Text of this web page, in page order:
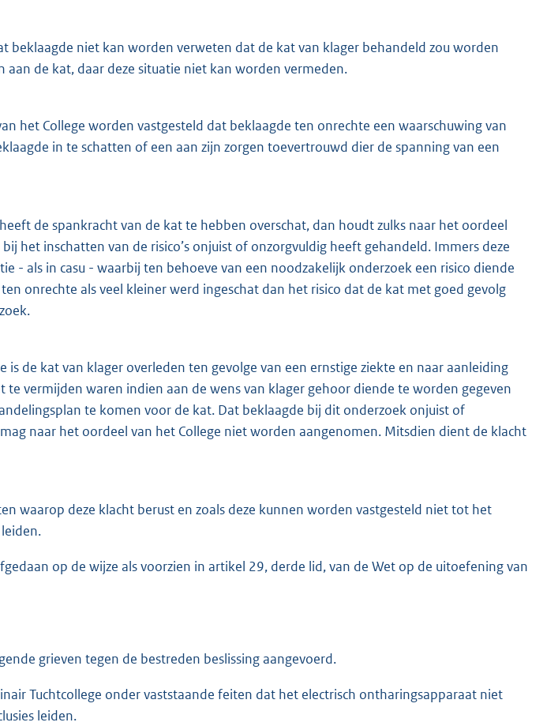
beklaagde niet kan worden verweten dat de kat van klager behandeld zou worden
de kat, daar deze situatie niet kan worden vermeden.
het College worden vastgesteld dat beklaagde ten onrechte een waarschuwing van
in te schatten of een aan zijn zorgen toevertrouwd dier de spanning van een
de spankracht van de kat te hebben overschat, dan houdt zulks naar het oordeel
het inschatten van de risico’s onjuist of onzorgvuldig heeft gehandeld. Immers deze
- als in casu - waarbij ten behoeve van een noodzakelijk onderzoek een risico diende
onrechte als veel kleiner werd ingeschat dan het risico dat de kat met goed gevolg
de kat van klager overleden ten gevolge van een ernstige ziekte en naar aanleiding
te vermijden waren indien aan de wens van klager gehoor diende te worden gegeven
te komen voor de kat. Dat beklaagde bij dit onderzoek onjuist of
naar het oordeel van het College niet worden aangenomen. Mitsdien dient de klacht
waarop deze klacht berust en zoals deze kunnen worden vastgesteld niet tot het
op de wijze als voorzien in artikel 29, derde lid, van de Wet op de uitoefening van
grieven tegen de bestreden beslissing aangevoerd.
Tuchtcollege onder vaststaande feiten dat het electrisch ontharingsapparaat niet
leiden.